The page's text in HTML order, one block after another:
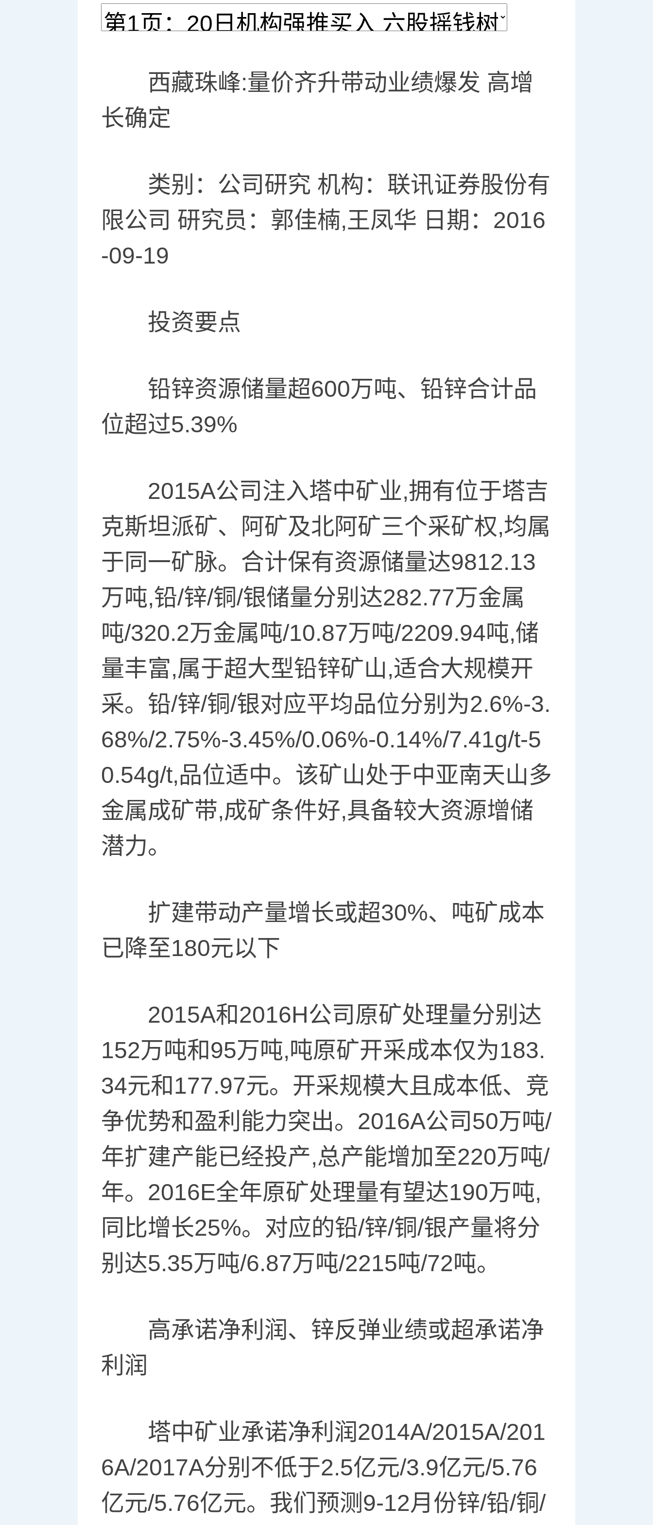
西藏珠峰:量价齐升带动业绩爆发 高增
长确定
类别：公司研究 机构：联讯证券股份有
限公司 研究员：郭佳楠,王凤华 日期：2016
-09-19
投资要点
铅锌资源储量超600万吨、铅锌合计品
位超过5.39%
2015A公司注入塔中矿业,拥有位于塔吉
克斯坦派矿、阿矿及北阿矿三个采矿权,均属
于同一矿脉。合计保有资源储量达9812.13
万吨,铅/锌/铜/银储量分别达282.77万金属
吨/320.2万金属吨/10.87万吨/2209.94吨,储
量丰富,属于超大型铅锌矿山,适合大规模开
采。铅/锌/铜/银对应平均品位分别为2.6%-3.
68%/2.75%-3.45%/0.06%-0.14%/7.41g/t-5
0.54g/t,品位适中。该矿山处于中亚南天山多
金属成矿带,成矿条件好,具备较大资源增储
潜力。
扩建带动产量增长或超30%、吨矿成本
已降至180元以下
2015A和2016H公司原矿处理量分别达
152万吨和95万吨,吨原矿开采成本仅为183.
34元和177.97元。开采规模大且成本低、竞
争优势和盈利能力突出。2016A公司50万吨/
年扩建产能已经投产,总产能增加至220万吨/
年。2016E全年原矿处理量有望达190万吨,
同比增长25%。对应的铅/锌/铜/银产量将分
别达5.35万吨/6.87万吨/2215吨/72吨。
高承诺净利润、锌反弹业绩或超承诺净
利润
塔中矿业承诺净利润2014A/2015A/201
6A/2017A分别不低于2.5亿元/3.9亿元/5.76
亿元/5.76亿元。我们预测9-12月份锌/铅/铜/